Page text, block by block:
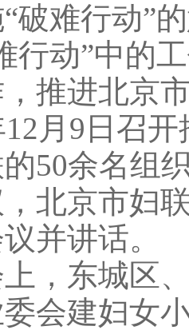
破难行动”
行动”中的
推进北京
12月9日召
50余名组
北京市妇
并讲话。
东城区、
会建妇女